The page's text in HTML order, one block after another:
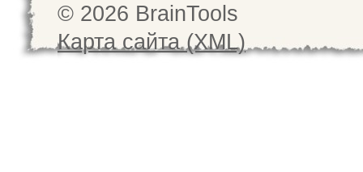
© 2026 BrainTools
Карта сайта (XML)